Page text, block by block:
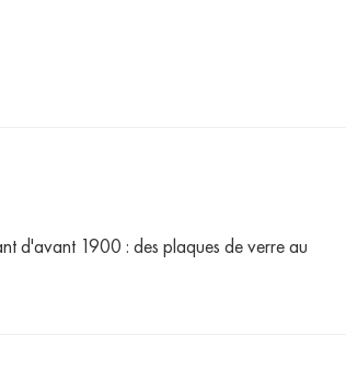
d'avant 1900 : des plaques de verre au